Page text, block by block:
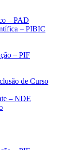
– PAD
– PIBIC
– PIF
de Curso
– NDE